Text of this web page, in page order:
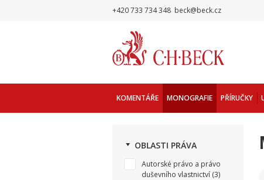
+420 733 734 348 beck@beck.cz
KOMENTÁŘE MONOGRAFIE PŘÍRUČKY
OBLASTI PRÁVA
Autorské právo a právo
duševního vlastnictví (3)